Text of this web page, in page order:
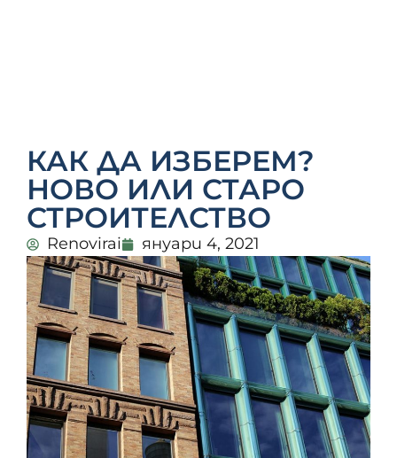
КАК ДА ИЗБЕРЕМ?
НОВО ИЛИ СТАРО
СТРОИТЕЛСТВО
Renovirai януари 4, 2021